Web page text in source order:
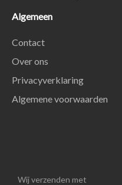
Algemeen
Contact
Over ons
Privacyverklaring
Algemene voorwaarden
Wij verzenden met